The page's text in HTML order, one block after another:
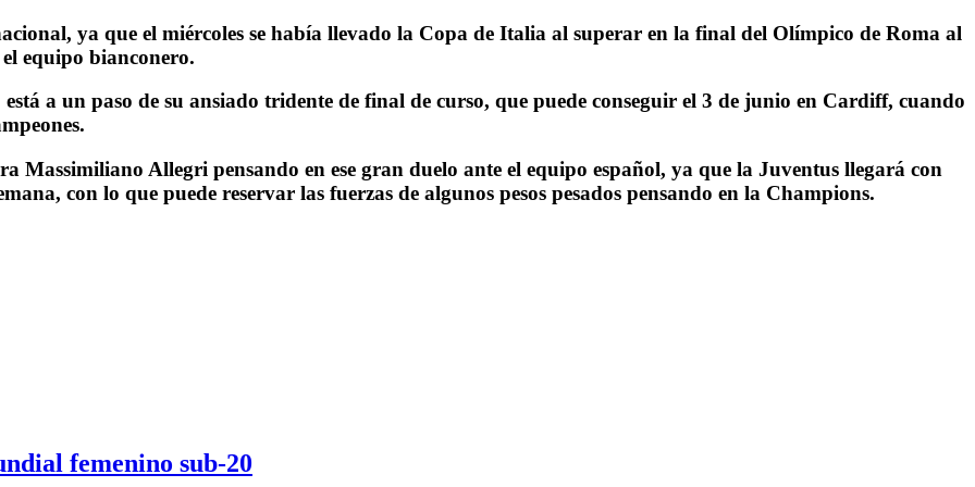
ya que el miércoles se había llevado la Copa de Italia al superar en la final del Olímpico de Roma al
equipo bianconero.
a un paso de su ansiado tridente de final de curso, que puede conseguir el 3 de junio en Cardiff, cuando
Massimiliano Allegri pensando en ese gran duelo ante el equipo español, ya que la Juventus llegará con
con lo que puede reservar las fuerzas de algunos pesos pesados pensando en la Champions.
femenino sub-20